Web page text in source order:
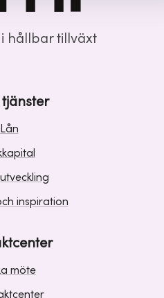
hållbar tillväxt
Lån
inspiration
möte